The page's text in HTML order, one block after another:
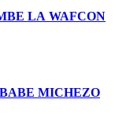
LA WAFCON
MICHEZO